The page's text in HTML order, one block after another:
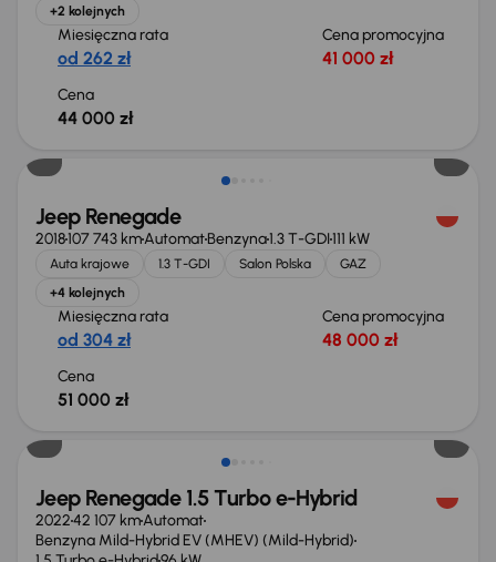
+2 kolejnych
Miesięczna rata
od 262 zł
Cena promocyjna
41 000 zł
Cena
44 000 zł
Jeep Renegade
2018107 743 kmAutomatBenzyna1.3 T-GDI111 kW
Auta krajowe 1.3 T-GDI Salon Polska
GAZ
+4 kolejnych
Miesięczna rata
od 304 zł
Cena promocyjna
48 000 zł
Cena
51 000 zł
Jeep Renegade 1.5 Turbo e-Hybrid
202242 107 kmAutomat
Benzyna Mild-Hybrid EV (MHEV) (Mild-Hybrid)